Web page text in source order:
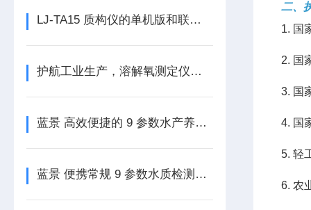
LJ-TA15 质构仪的单机版和联机版有哪些核心差异？
护航工业生产，溶解氧测定仪来把关
蓝景 高效便捷的 9 参数水产养殖检测神器
蓝景 便携常规 9 参数水质检测仪，让水质监测更轻松
二、
1. 国
2. 国
3. 国
4. 国
5. 轻
6. 农